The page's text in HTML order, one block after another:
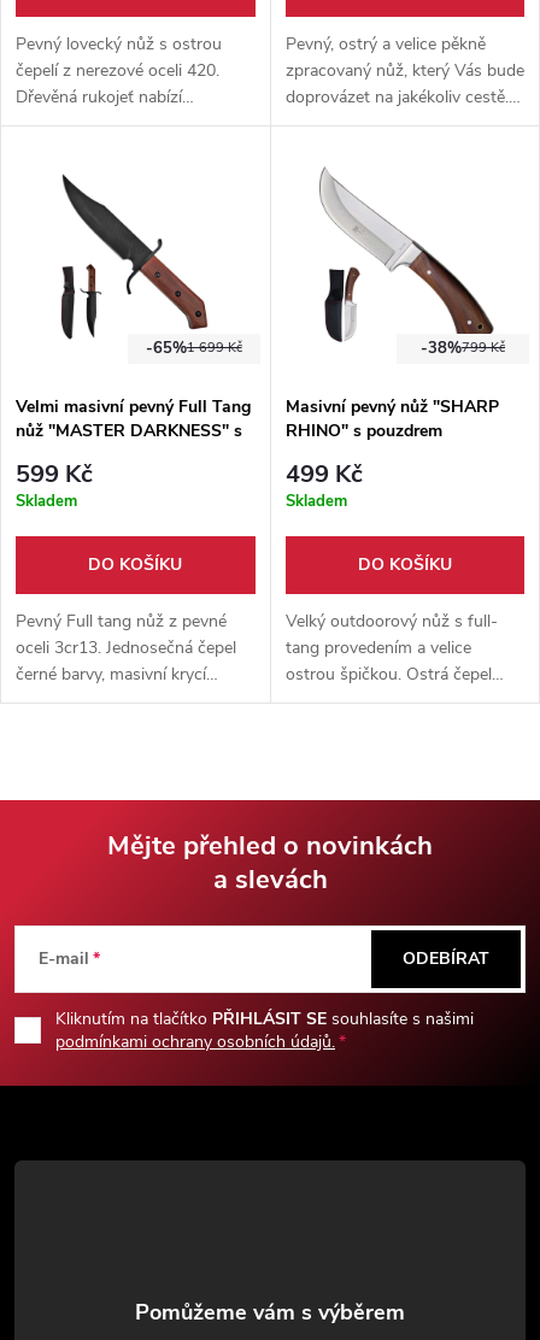
Pevný lovecký nůž s ostrou
čepelí z nerezové oceli 420.
Dřevěná rukojeť nabízí
pohodlný úchop při práci v
pouzdro.
Pevný, ostrý a velice pěkně
zpracovaný nůž, který Vás bude
doprovázet na jakékoliv cestě.
Masivní dřevěné tělo je opravdu
kombinaci s dlouhou 14,5cm
čepelí je tak vskutku skvělým
nožem v poměru cena/výkon.
1 699 Kč
-65%
Velmi masivní pevný Full Tang
nůž "MASTER DARKNESS" s
599 Kč
Skladem
DO KOŠÍKU
Pevný Full tang nůž z pevné
oceli 3cr13. Jednosečná čepel
černé barvy, masivní krycí
záštita a mohutná rukojeť,
799 Kč
-38%
Masivní pevný nůž "SHARP
RHINO" s pouzdrem
499 Kč
Skladem
DO KOŠÍKU
Velký outdoorový nůž s full-
tang provedením a velice
ostrou špičkou. Ostrá čepel
vyrobena z nerezové oceli
p
a
Mějte přehled o novinkách
a slevách
E-mail
Kliknutím na tlačítko PŘIHLÁSIT SE souhlasíte s našimi
podmínkami ochrany osobních údajů.
ODEBÍRAT